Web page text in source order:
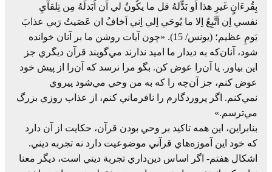
بِقُرءَ‌انٍ‌ غَيرِ‌ هذا اَو‌ بَدٍّلهُ‌ قل‌ ما يكُونُ‌ لي‌ اَن‌ اُبَدلَهُ‌ مِن‌ تِلقآيِ‌
نفسي‌ اِن‌ اَتَّبِعُ‌ اِ‌لا ما يُوحَي‌ اِلي‌ اِني‌ اَخافُ‌ ان‌ عَصَيتُ‌ رَبي‌ عذابَ‌
يَومِ‌ عظيم؛ (يونس/ 15). «چون آيات‌ روشن‌ ما بر آنان‌ خوانده‌
شود، آنان‌كه‌ به‌ ديدار ما اميد ندارند مي‌گويند قرآن‌ ديگري‌ جز
اين‌ بياور. يا آن‌را عوض‌ كن. بگو مرا نرسد كه‌ آن‌را از پيش‌ خود
عوض‌ كنم، جز آن‌چه‌ را كه‌ به‌ من‌ وحي‌ مي‌شود پيروي‌
نمي‌كنم. اگر پروردگارم‌ را نافرماني‌ كنم، از عذاب‌ روزي‌ بزرگ‌
مي‌ترسم.»
بنابراين، اين‌ همه‌ تاكيد بر وحي‌ بودن‌ قرآن، حكايت‌ از آن‌ دارد
كه‌ خود اين‌ آموزه‌هاي‌ قرآني‌ موضوعيت‌ دارد نه‌ تجربه‌ ديني.
اشکال هفتم- اگر اساس‌ دين‌داري‌ تجربة‌ ديني‌ است، ديگر معنا